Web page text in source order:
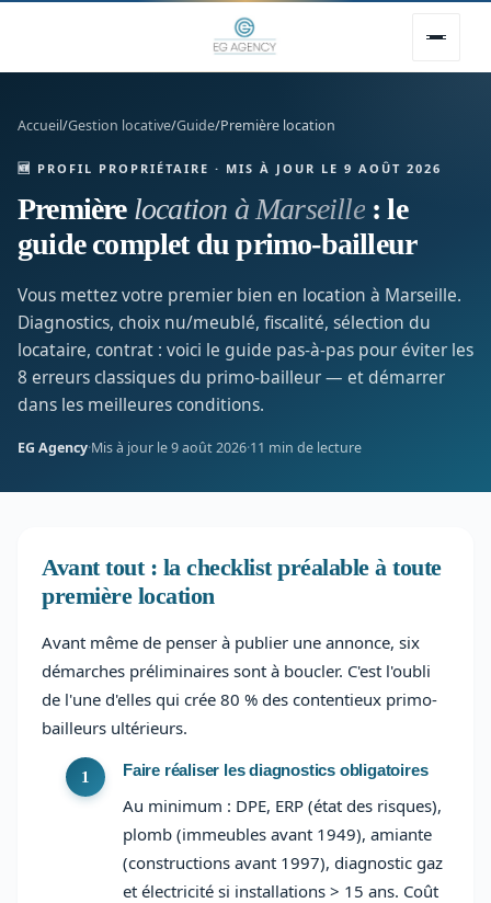
Accueil/Gestion locative/Guide/Première location
🆕 PROFIL PROPRIÉTAIRE · MIS À JOUR LE 9 AOÛT 2026
Première location à Marseille: le
guide complet du primo-bailleur
Vous mettez votre premier bien en location à Marseille.
Diagnostics, choix nu/meublé, fiscalité, sélection du
locataire, contrat : voici le guide pas-à-pas pour éviter les
8 erreurs classiques du primo-bailleur — et démarrer
dans les meilleures conditions.
EG Agency·Mis à jour le 9 août 2026·11 min de lecture
Avant tout : la checklist préalable à toute
première location
Avant même de penser à publier une annonce, six
démarches préliminaires sont à boucler. C'est l'oubli
de l'une d'elles qui crée 80 % des contentieux primo-
bailleurs ultérieurs.
Faire réaliser les diagnostics obligatoires
Au minimum : DPE, ERP (état des risques),
plomb (immeubles avant 1949), amiante
(constructions avant 1997), diagnostic gaz
et électricité si installations > 15 ans. Coût